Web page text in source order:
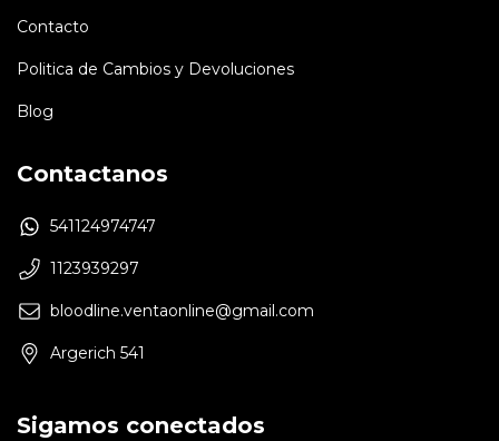
Contacto
Politica de Cambios y Devoluciones
Blog
Contactanos
541124974747
1123939297
bloodline.ventaonline@gmail.com
Argerich 541
Sigamos conectados